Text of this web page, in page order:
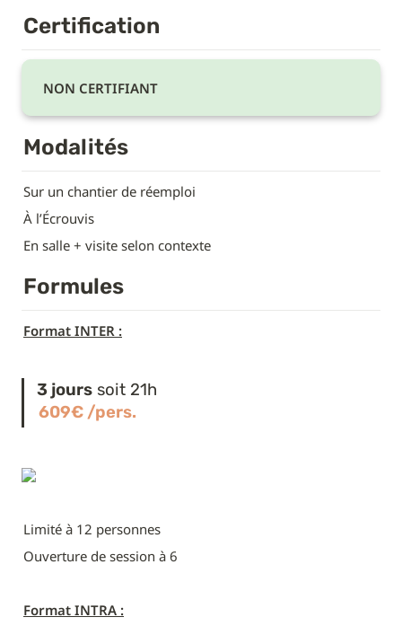
Certification
NON CERTIFIANT
Modalités
Sur un chantier de réemploi
À l’Écrouvis
En salle + visite selon contexte
Formules
Format INTER :
3 jours soit 21h
609€ /pers.
Limité à 12 personnes
Ouverture de session à 6
Format INTRA :